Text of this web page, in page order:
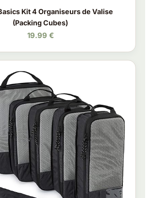
Kit 4 Organiseurs de Valise
(Packing Cubes)
19.99 €